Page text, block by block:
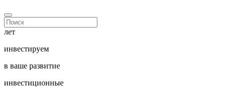
лет
инвестируем
в ваше развитие
инвестиционные